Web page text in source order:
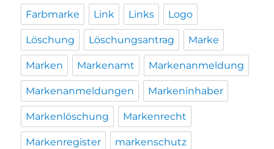
Farbmarke Link Links Logo
Löschung Löschungsantrag Marke
Marken Markenamt Markenanmeldung
Markenanmeldungen Markeninhaber
Markenlöschung Markenrecht
Markenregister markenschutz